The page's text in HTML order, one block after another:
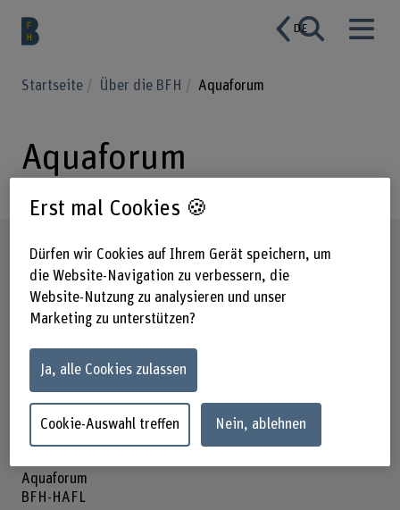
DE
Startseite Über die BFH Aquaforum
Aquaforum
Steckbrief
Aquaforum
BFH-HAFL
Erst mal Cookies 🍪
Dürfen wir Cookies auf Ihrem Gerät speichern, um
die Website-Navigation zu verbessern, die
Website-Nutzung zu analysieren und unser
Marketing zu unterstützen?
Ja, alle Cookies zulassen
Cookie-Auswahl treffen Nein, ablehnen